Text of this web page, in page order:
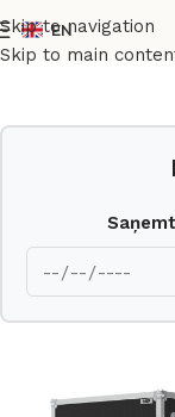
Skip to navigation
Skip to main
EN
Sākums Transporta
Saņemt